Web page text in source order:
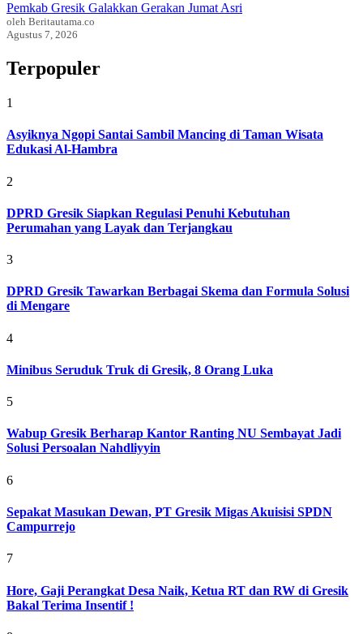
Pemkab Gresik Galakkan Gerakan Jumat Asri
oleh Beritautama.co
Agustus 7, 2026
Terpopuler
1
Asyiknya Ngopi Santai Sambil Mancing di Taman Wisata
Edukasi Al-Hambra
2
DPRD Gresik Siapkan Regulasi Penuhi Kebutuhan
Perumahan yang Layak dan Terjangkau
3
DPRD Gresik Tawarkan Berbagai Skema dan Formula Solusi
di Mengare
4
Minibus Seruduk Truk di Gresik, 8 Orang Luka
5
Wabup Gresik Berharap Kantor Ranting NU Sembayat Jadi
Solusi Persoalan Nahdliyyin
6
Sepakat Masukan Dewan, PT Gresik Migas Akuisisi SPDN
Campurrejo
7
Hore, Gaji Perangkat Desa Naik, Ketua RT dan RW di Gresik
Bakal Terima Insentif !